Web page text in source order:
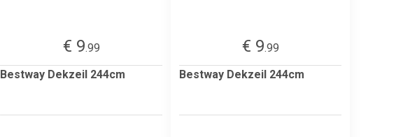
€ 9.99
Bestway Dekzeil 244cm
€ 9.99
Bestway Dekzeil 244cm